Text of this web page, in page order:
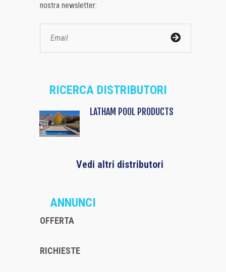
nostra newsletter:
RICERCA DISTRIBUTORI
LATHAM POOL PRODUCTS
Vedi altri distributori
ANNUNCI
OFFERTA
RICHIESTE